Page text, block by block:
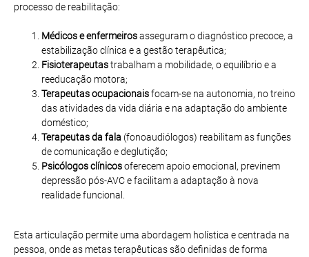
processo de reabilitação:
Médicos e enfermeirosasseguram o diagnóstico precoce, a
estabilização clínica e a gestão terapêutica;
Fisioterapeutastrabalham a mobilidade, o equilíbrio e a
reeducação motora;
Terapeutas ocupacionaisfocam-se na autonomia, no treino
das atividades da vida diária e na adaptação do ambiente
doméstico;
Terapeutas da fala (fonoaudiólogos) reabilitam as funções
de comunicação e deglutição;
Psicólogos clínicosoferecem apoio emocional, previnem
depressão pós-AVC e facilitam a adaptação à nova
realidade funcional.
Esta articulação permite uma abordagem holística e centrada na
pessoa, onde as metas terapêuticas são definidas de forma